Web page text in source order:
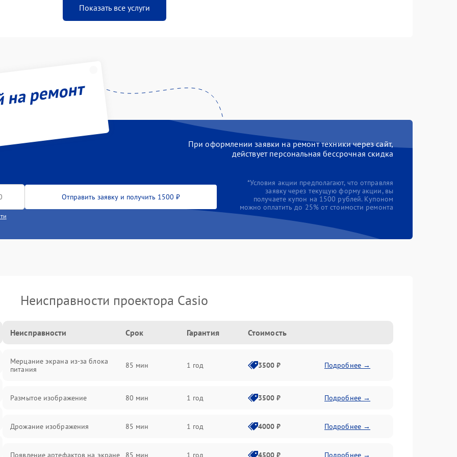
Показать все услуги
ремонт
При оформлении заявки на ремонт техники через сайт,
действует персональная бессрочная скидка
Отправить заявку и получить 1500 ₽
*Условия акции предполагают, что отправляя
заявку через текущую форму акции, вы
получаете купон на 1500 рублей. Купоном
можно оплатить до 25% от стоимости ремонта
Неисправности проектора Casio
Неисправности Срок Гарантия Стоимость
Мерцание экрана из-за блока
питания
85 мин 1 год 3500 ₽ Подробнее →
Размытое изображение 80 мин 1 год 3500 ₽ Подробнее →
Дрожание изображения 85 мин 1 год 4000 ₽ Подробнее →
Появление артефактов на экране 85 мин 1 год 4500 ₽ Подробнее →